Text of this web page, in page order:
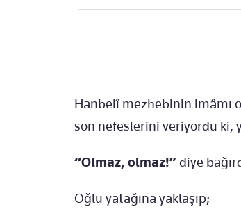
Hanbelî mezhebinin imâmı
son nefeslerini veriyordu ki,
“Olmaz, olmaz!”diye
Oğlu yatağına yaklaşıp;